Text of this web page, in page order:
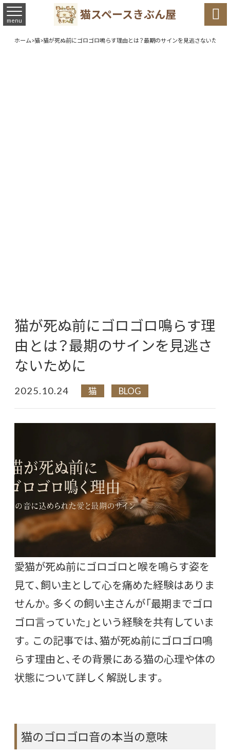
猫スペースきぶん屋
menu 
ホーム>猫>猫が死ぬ前にゴロゴロ鳴らす理由とは？最期のサインを見逃さないために
猫が死ぬ前にゴロゴロ鳴らす理
由とは？最期のサインを見逃さ
ないために
2025.10.24 猫 BLOG
愛猫が死ぬ前にゴロゴロと喉を鳴らす姿を
見て、飼い主として心を痛めた経験はありま
せんか。多くの飼い主さんが「最期までゴロ
ゴロ言っていた」という経験を共有していま
す。この記事では、猫が死ぬ前にゴロゴロ鳴
らす理由と、その背景にある猫の心理や体の
状態について詳しく解説します。
猫のゴロゴロ音の本当の意味